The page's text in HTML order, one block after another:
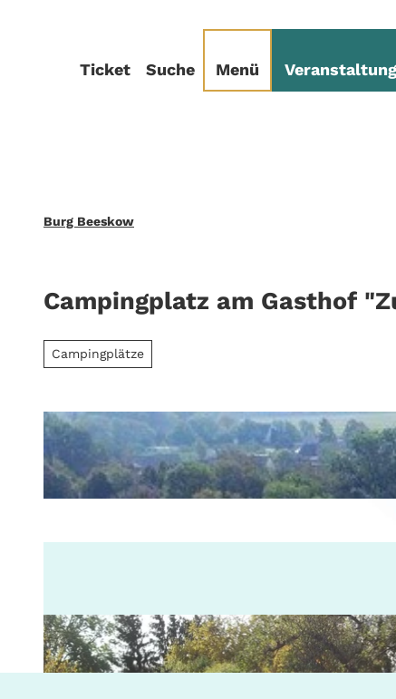
Ticket Suche Menü
Burg Beeskow
Campingplatz am Gasthof
Campingplätze